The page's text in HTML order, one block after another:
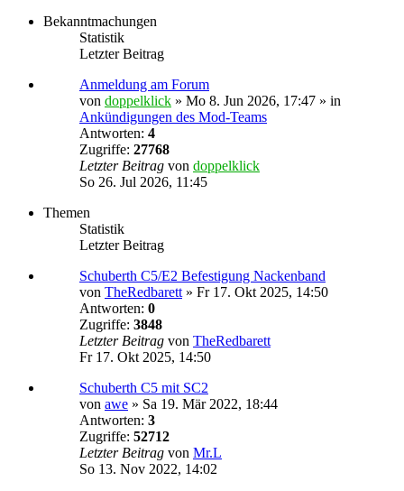
Bekanntmachungen
Statistik
Letzter Beitrag
Anmeldung am Forum
von doppelklick » Mo 8. Jun 2026, 17:47 » in
Ankündigungen des Mod-Teams
Antworten: 4
Zugriffe: 27768
Letzter Beitrag von doppelklick
So 26. Jul 2026, 11:45
Themen
Statistik
Letzter Beitrag
Schuberth C5/E2 Befestigung Nackenband
von TheRedbarett » Fr 17. Okt 2025, 14:50
Antworten: 0
Zugriffe: 3848
Letzter Beitrag von TheRedbarett
Fr 17. Okt 2025, 14:50
Schuberth C5 mit SC2
von awe » Sa 19. Mär 2022, 18:44
Antworten: 3
Zugriffe: 52712
Letzter Beitrag von Mr.L
So 13. Nov 2022, 14:02